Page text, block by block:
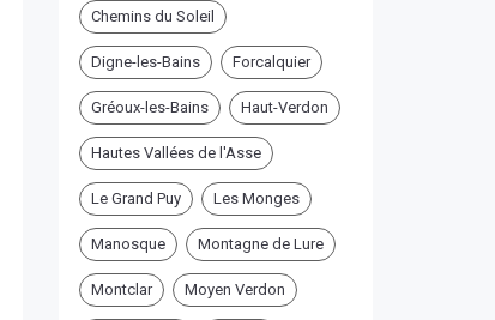
Chemins du Soleil
Digne-les-Bains Forcalquier
Gréoux-les-Bains Haut-Verdon
Hautes Vallées de l'Asse
Le Grand Puy Les Monges
Manosque Montagne de Lure
Montclar Moyen Verdon